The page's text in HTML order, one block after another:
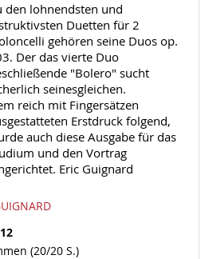
den lohnendsten und
Duetten für 2
gehören seine Duos op.
Der das vierte Duo
"Bolero" sucht
seinesgleichen.
reich mit Fingersätzen
Erstdruck folgend,
auch diese Ausgabe für das
und den Vortrag
Eric Guignard
(20/20 S.)